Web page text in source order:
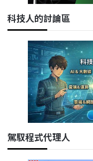
科技人的討論區
駕馭程式代理人